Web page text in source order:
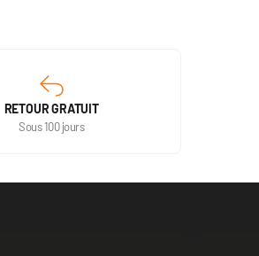
RETOUR GRATUIT
Sous 100 jours